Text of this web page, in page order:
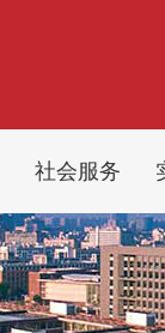
社会服务